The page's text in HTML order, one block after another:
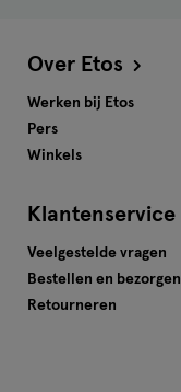
Over Etos
Werken bij Etos
Pers
Winkels
Klantenservice
Veelgestelde vragen
Bestellen en bezorgen
Retourneren